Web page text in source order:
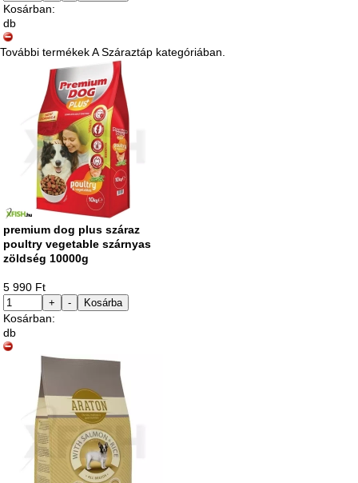
Kosárban:
db
További termékek A Száraztáp kategóriában.
premium dog plus száraz
poultry vegetable szárnyas
zöldség 10000g
5 990 Ft
+ - Kosárba
Kosárban:
db